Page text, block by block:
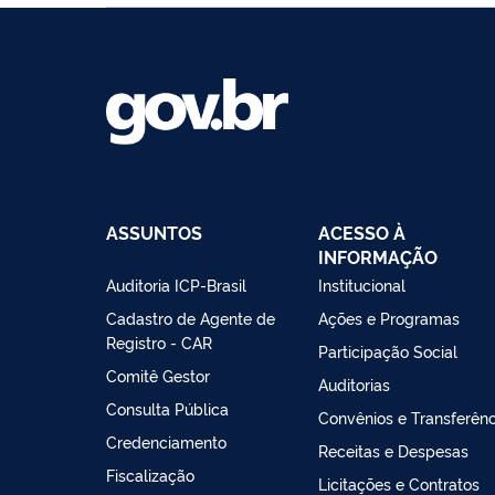
ASSUNTOS
Auditoria ICP-Brasil
Cadastro de Agente de
Registro - CAR
Comitê Gestor
Consulta Pública
Credenciamento
Fiscalização
ACESSO À
INFORMAÇÃO
Institucional
Ações e Programas
Participação Social
Auditorias
Convênios e
Receitas e Despesas
Licitações e Contratos